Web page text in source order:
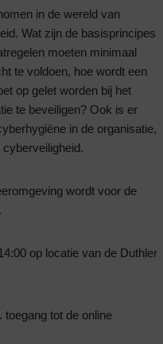
in de wereld van
Wat zijn de basisprincipes
moeten minimaal
te voldoen, hoe wordt een
op gelet worden bij het
te beveiligen? Ook is er
in de organisatie,
wordt voor de
op locatie van de Duthler
tot de online